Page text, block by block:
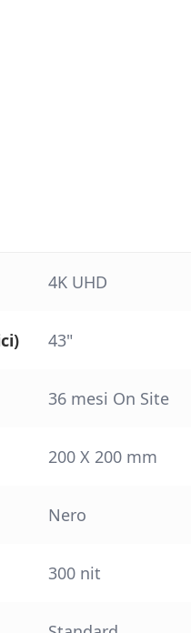
4K UHD
43"
36 mesi On Site
200 X 200 mm
Nero
300 nit